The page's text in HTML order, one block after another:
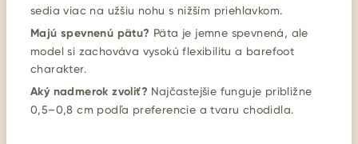
sedia viac na užšiu nohu s nižším priehlavkom.
Majú spevnenú pätu? Päta je jemne spevnená, ale
model si zachováva vysokú flexibilitu a barefoot
charakter.
Aký nadmerok zvoliť? Najčastejšie funguje približne
0,5–0,8 cm podľa preferencie a tvaru chodidla.